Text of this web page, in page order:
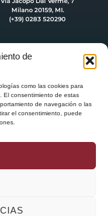
de
como las cookies para
El consentimiento de estas
de navegación o las
el consentimiento, puede
Milano 20159, MI.
(+39) 0283 520290